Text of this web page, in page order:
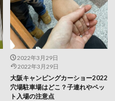
2022年3月29日
2022年3月29日
大阪キャンピングカーショー2022
穴場駐車場はどこ？子連れやペッ
ト入場の注意点